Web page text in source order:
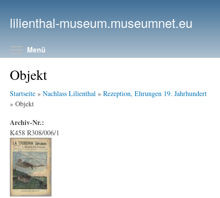
lilienthal-museum.museumnet.eu
Menü
Objekt
Startseite » Nachlass Lilienthal » Rezeption, Ehrungen 19. Jahrhundert
» Objekt
Archiv-Nr.:
K458 R308/006/1